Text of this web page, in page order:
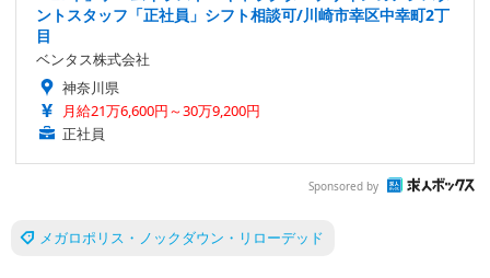
ントスタッフ「正社員」シフト相談可/川崎市幸区中幸町2丁
目
ベンタス株式会社
神奈川県
月給21万6,600円～30万9,200円
正社員
Sponsored by
メガロポリス・ノックダウン・リローデッド